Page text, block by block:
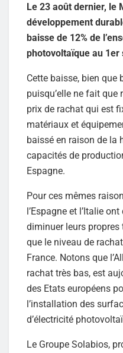
Le 23 août dernier, le
développement
baisse de 12% de
photovoltaïque au 1er
Cette baisse, bien que
puisqu’elle ne fait que
prix de rachat qui est
matériaux et
baissé en raison de la
capacités de
Espagne.
Pour ces mêmes
l’Espagne et l’Italie
diminuer leurs propres
que le niveau de
France. Notons que
rachat très bas, est
des Etats européens
l’installation des
d’électricité
Le Groupe Solabios,